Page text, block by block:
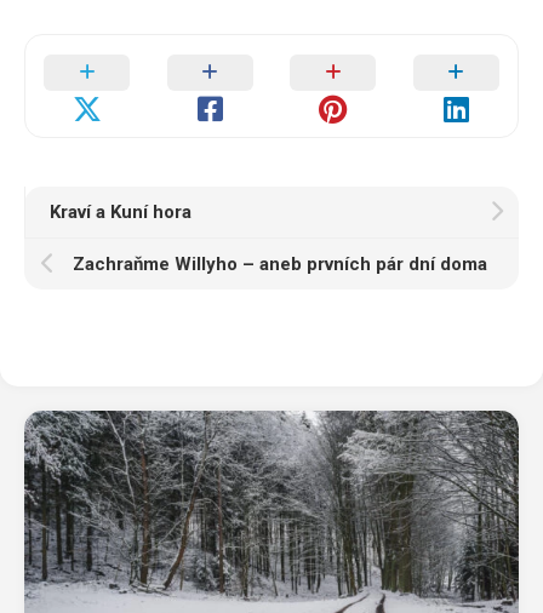
Kraví a Kuní hora
Zachraňme Willyho – aneb prvních pár dní doma